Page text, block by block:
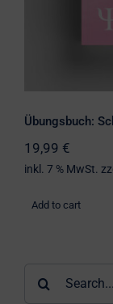
Übungsbuch:
19,99 €
inkl. 7 % MwSt.
Add to cart
nach: